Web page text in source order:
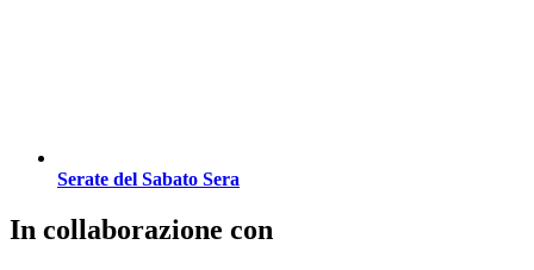
Serate del Sabato Sera
In collaborazione con